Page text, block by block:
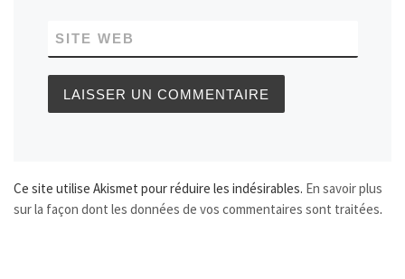
SITE WEB
Ce site utilise Akismet pour réduire les indésirables. En savoir plus
sur la façon dont les données de vos commentaires sont traitées.